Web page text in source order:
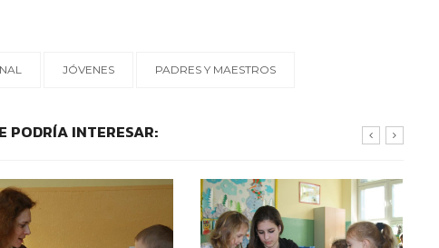
JÓVENES PADRES Y MAESTROS
PODRÍA INTERESAR: